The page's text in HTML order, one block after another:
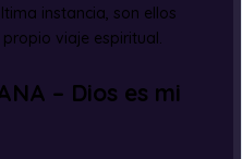
instancia, son ellos
viaje espiritual.
– Dios es mi